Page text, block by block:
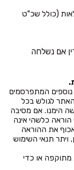
(כולל שכ"ט
אם נשלחה
נוספים המתפרסמים
לגולש בכל
הימנו. אם מסיבה
כלשהי אינה
את ההוראה
ויתר תנאי השימוש
מתוקפה או כדי